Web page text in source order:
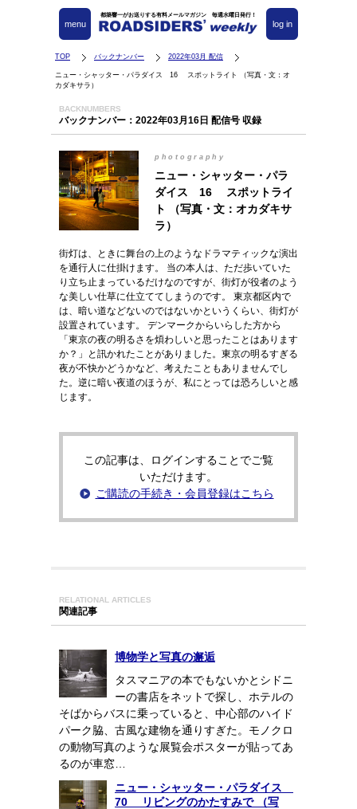
都築響一がお送りする有料メールマガジン 毎週水曜日発行！
log in
menu
TOP バックナンバー 2022年03月 配信
ニュー・シャッター・パラダイス 16 スポットライト （写真・文：オ
カダキサラ）
BACKNUMBERS
バックナンバー：2022年03月16日 配信号 収録
photography
ニュー・シャッター・パラ
ダイス 16 スポットライ
ト （写真・文：オカダキサ
ラ）
街灯は、ときに舞台の上のようなドラマティックな演出
を通行人に仕掛けます。 当の本人は、ただ歩いていた
り立ち止まっているだけなのですが、街灯が役者のよう
な美しい仕草に仕立ててしまうのです。 東京都区内で
は、暗い道などないのではないかというくらい、街灯が
設置されています。 デンマークからいらした方から
「東京の夜の明るさを煩わしいと思ったことはあります
か？」と訊かれたことがありました。東京の明るすぎる
夜が不快かどうかなど、考えたこともありませんでし
た。逆に暗い夜道のほうが、私にとっては恐ろしいと感
じます。
この記事は、ログインすることでご覧
いただけます。
ご購読の手続き・会員登録はこちら
RELATIONAL ARTICLES
関連記事
博物学と写真の邂逅
タスマニアの本でもないかとシドニ
ーの書店をネットで探し、ホテルの
そばからバスに乗っていると、中心部のハイド
パーク脇、古風な建物を通りすぎた。モノクロ
の動物写真のような展覧会ポスターが貼ってあ
るのが車窓…
ニュー・シャッター・パラダイス
70 リビングのかたすみで （写